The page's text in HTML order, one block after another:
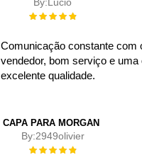
By:Lucio
Rating:
Comunicação constante com
vendedor, bom serviço e uma
excelente qualidade.
CAPA PARA MORGAN
By:2949olivier
Rating: